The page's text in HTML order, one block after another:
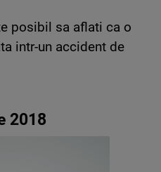
posibil sa aflati ca o
intr-un accident de
2018